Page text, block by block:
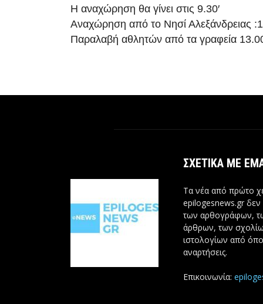
Η αναχώρηση θα γίνει στις 9.30′
Αναχώρηση από το Νησί Αλεξάνδρειας
Παραλαβή αθλητών από τα γραφεία
ΣΧΕΤΙΚΆ ΜΕ
Τα νέα από πρώτο
epilogesnews.gr δεν
των αρθογράφων,
άρθρων, των
ιστολογίων από
αναρτήσεις.
Επικοινωνία: